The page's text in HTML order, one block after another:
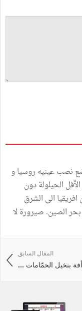
نصب عينيه روسيا و
الحيلولة دون
الى الشرق
الصين. صيرورة لا
المقال السابق
بنخيل الحمّامات ...